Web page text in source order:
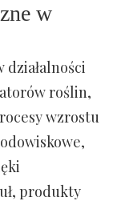
w
działalności
roślin,
wzrostu
produkty